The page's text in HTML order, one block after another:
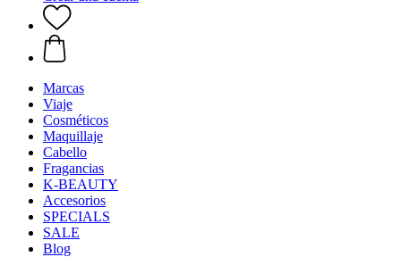
Marcas
Viaje
Cosméticos
Maquillaje
Cabello
Fragancias
K-BEAUTY
Accesorios
SPECIALS
SALE
Blog